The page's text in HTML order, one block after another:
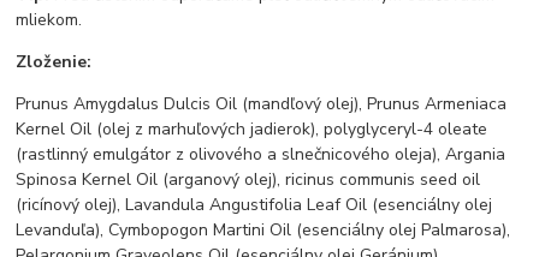
mliekom.
Zloženie:
Prunus Amygdalus Dulcis Oil (mandľový olej), Prunus Armeniaca
Kernel Oil (olej z marhuľových jadierok), polyglyceryl-4 oleate
(rastlinný emulgátor z olivového a slnečnicového oleja), Argania
Spinosa Kernel Oil (arganový olej), ricinus communis seed oil
(ricínový olej), Lavandula Angustifolia Leaf Oil (esenciálny olej
Levanduľa), Cymbopogon Martini Oil (esenciálny olej Palmarosa),